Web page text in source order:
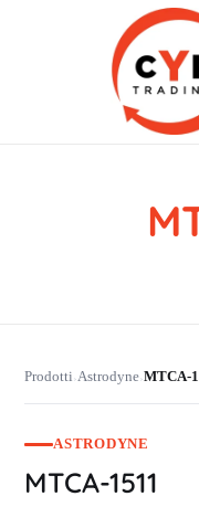
CYP Trading
Prodotti›Astrodyne›MTCA-
ASTRODYNE
MTCA-1511